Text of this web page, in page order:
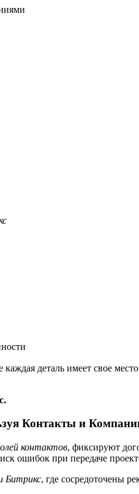
деталь имеет свое
Контакты и
контактов, фиксируют
ошибок при передаче
Битрикс, где сосредоточены